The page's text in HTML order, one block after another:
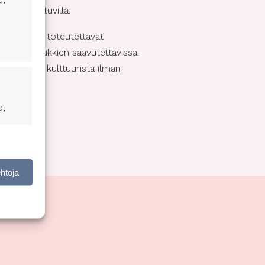
ulottuvilla.
Raumalla toteutettavat
olla kaikkien saavutettavissa.
kulttuurista ilman